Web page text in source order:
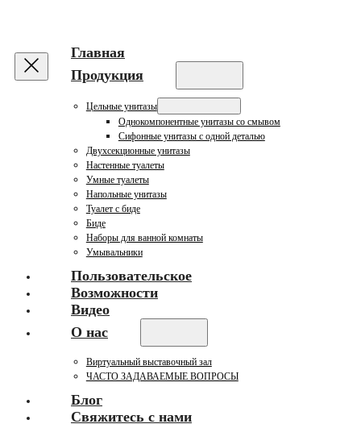
Главная
Продукция
Цельные унитазы
Однокомпонентные унитазы со смывом
Сифонные унитазы с одной деталью
Двухсекционные унитазы
Настенные туалеты
Умные туалеты
Напольные унитазы
Туалет с биде
Биде
Наборы для ванной комнаты
Умывальники
Пользовательское
Возможности
Видео
О нас
Виртуальный выставочный зал
ЧАСТО ЗАДАВАЕМЫЕ ВОПРОСЫ
Блог
Свяжитесь с нами